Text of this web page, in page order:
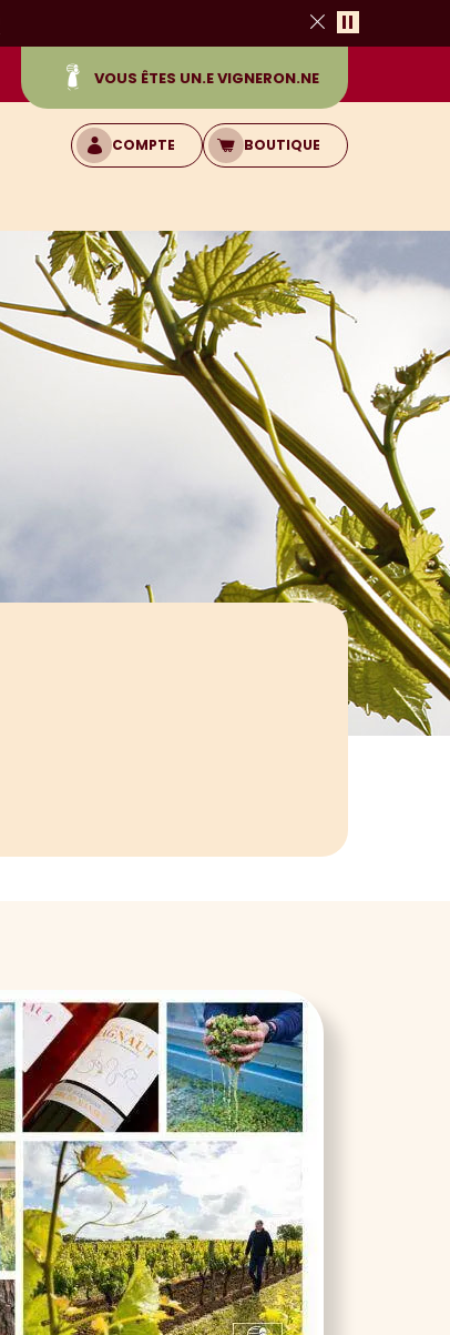
Fermer
VOUS ÊTES UN.E VIGNERON.NE
COMPTE BOUTIQUE